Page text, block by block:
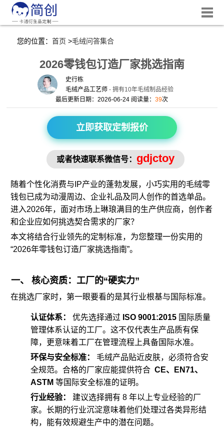
您的位置：首页 >毛绒问答集合
2026零钱包订造厂家挑选指南
史行栋
毛绒产品工艺师 - 拥有10年毛绒制品经验
最后更新日期：2026-06-24 阅读量：39次
立即获取定制报价
或者快速联系微信号： gdjctoy
随着个性化消费与IP产业的蓬勃发展，小巧实用的毛绒零
钱包已成为动漫周边、企业礼品及同人创作的首选单品。
进入2026年，面对市场上琳琅满目的生产供应商，创作者
和企业应如何挑选契合需求的厂家？
本文将结合行业领先的定制标准，为您整理一份实用的
“2026年零钱包订造厂家挑选指南”。
一、 核心资质：工厂的“硬实力”
在挑选厂家时，第一眼要看的是其行业根基与国际标准。
认证体系： 优先选择通过 ISO 9001:2015 国际质量
管理体系认证的工厂。这不仅代表生产品质有保
障，更意味着工厂在管理流程上具备国际水准。
环保与安全标准：
毛绒产品贴近皮肤，必须符合安
全规范。合格的厂家应能提供符合CE、EN71、
ASTM 等国际安全标准的证明。
行业经验：
建议选择拥有 8 年以上专业经验的厂
家。长期的行业沉淀意味着他们处理过各类异形结
构，能有效规避生产中的潜在问题。